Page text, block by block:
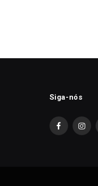
Siga-nós
Facebook